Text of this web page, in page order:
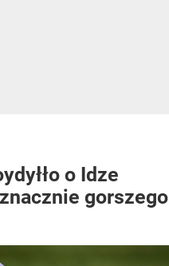
o Idze
gorszego